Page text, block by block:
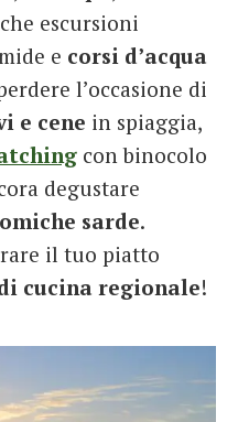
escursioni
e corsi d’acqua
l’occasione di
e cene in spiaggia,
con binocolo
degustare
sarde.
il tuo piatto
cucina regionale!